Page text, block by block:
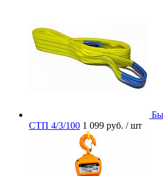
СТП 4/3/100 1 099 руб. / шт